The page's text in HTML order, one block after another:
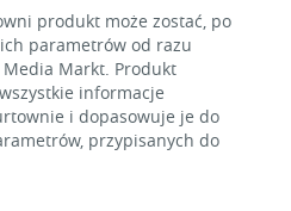
produkt może zostać, po
parametrów od razu
Markt. Produkt
informacje
i dopasowuje je do
przypisanych do